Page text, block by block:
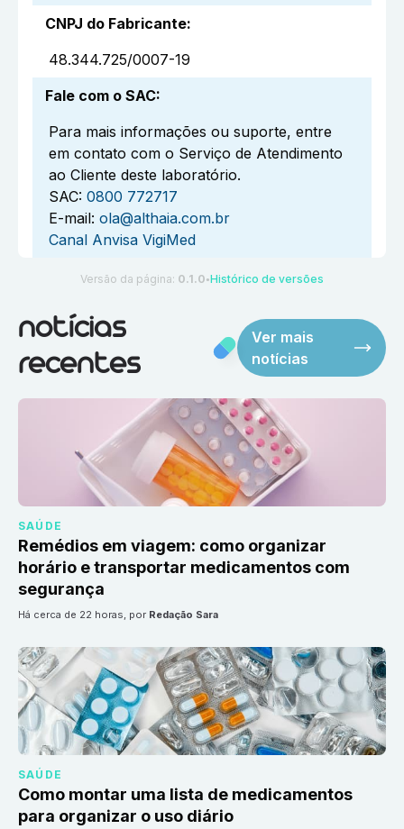
CNPJ do Fabricante:
48.344.725/0007-19
Fale com o SAC:
Para mais informações ou suporte, entre
em contato com o Serviço de Atendimento
ao Cliente deste laboratório.
SAC: 0800 772717
E-mail: ola@althaia.com.br
Canal Anvisa VigiMed
Versão da página: 0.1.0 ●Histórico de versões
notícias
recentes
Ver mais
notícias
SAÚDE
Remédios em viagem: como organizar
horário e transportar medicamentos com
segurança
há cerca de 22 horas, por Redação Sara
SAÚDE
Como montar uma lista de medicamentos
para organizar o uso diário